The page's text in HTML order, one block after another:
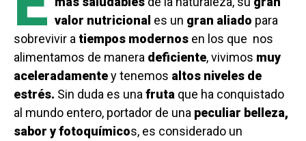
valor nutricional es un gran aliado para
sobrevivir a tiempos modernos en los que nos
alimentamos de manera deficiente, vivimos muy
aceleradamentey tenemos altos niveles de
estrés. Sin duda es una fruta que ha conquistado
al mundo entero, portador de una peculiar belleza,
sabor y fotoquímicos, es considerado un